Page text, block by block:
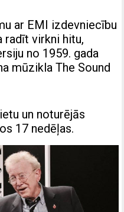
ar EMI izdevniecību
radīt virkni hitu,
no 1959. gada
mūzikla The Sound
un noturējās
17 nedēļas.